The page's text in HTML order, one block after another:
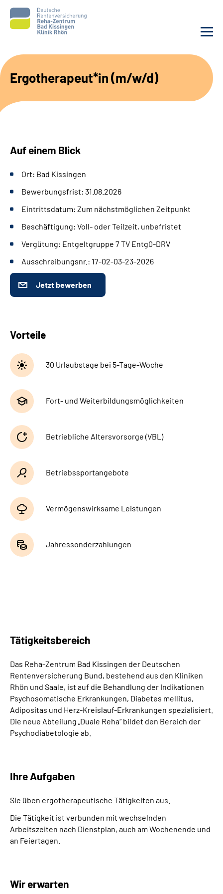
Karriere
Sozialdienste & Zuweisende
Suche
Leichte Sprache
Gebärdensprache
Ergotherapeut*in (m/w/d)
Auf einem Blick
Ort: Bad Kissingen
Bewerbungsfrist: 31.08.2026
Eintrittsdatum: Zum nächstmöglichen Zeitpunkt
Beschäftigung: Voll- oder Teilzeit, unbefristet
Vergütung: Entgeltgruppe 7 TV Entg0-DRV
Ausschreibungsnr.: 17-02-03-23-2026
Jetzt bewerben
Vorteile
30 Urlaubstage bei 5-Tage-Woche
Fort- und Weiterbildungsmöglichkeiten
Betriebliche Altersvorsorge (VBL)
Betriebssportangebote
Vermögenswirksame Leistungen
Jahressonderzahlungen
Tätigkeitsbereich
Das Reha-Zentrum Bad Kissingen der Deutschen
Rentenversicherung Bund, bestehend aus den Kliniken
Rhön und Saale, ist auf die Behandlung der Indikationen
Psychosomatische Erkrankungen, Diabetes mellitus,
Adipositas und Herz-Kreislauf-Erkrankungen spezialisiert.
Die neue Abteilung „Duale Reha“ bildet den Bereich der
Psychodiabetologie ab.
Ihre Aufgaben
Sie üben ergotherapeutische Tätigkeiten aus.
Die Tätigkeit ist verbunden mit wechselnden
Arbeitszeiten nach Dienstplan, auch am Wochenende und
an Feiertagen.
Wir erwarten